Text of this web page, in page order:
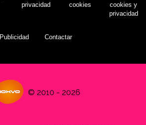
privacidad
cookies
cookies y
privacidad
Publicidad Contactar
© 2010 - 2026